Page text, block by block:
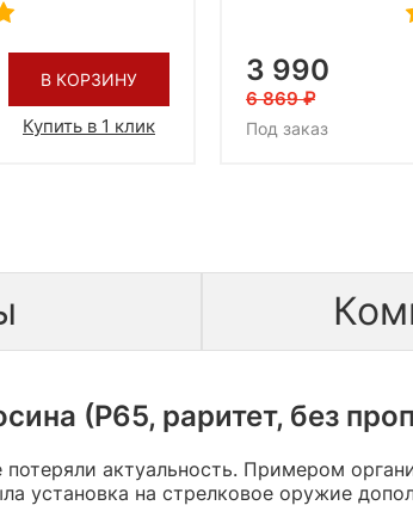
В КОРЗИНУ
Купить в 1 клик
3 990
6 869
Под заказ
(Р65, раритет, без
актуальность. Примером
установка на стрелковое оружие